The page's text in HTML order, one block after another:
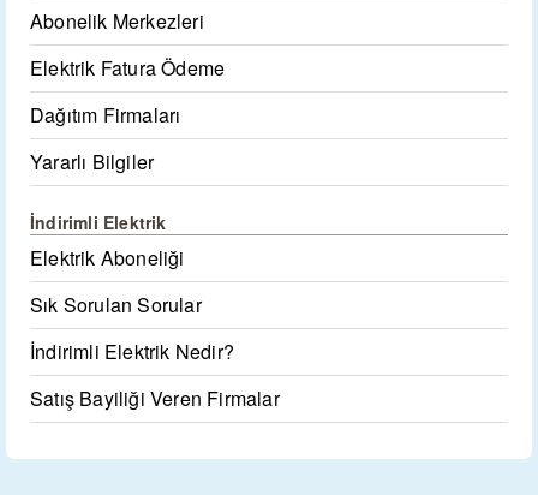
Abonelik Merkezleri
Elektrik Fatura Ödeme
Dağıtım Firmaları
Yararlı Bilgiler
İndirimli Elektrik
Elektrik Aboneliği
Sık Sorulan Sorular
İndirimli Elektrik Nedir?
Satış Bayiliği Veren Firmalar